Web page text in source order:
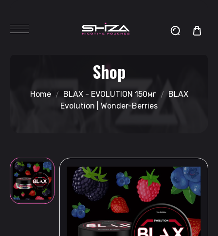
Shop
Home BLAX - EVOLUTION 150мг
BLAX
Evolution | Wonder-Berries